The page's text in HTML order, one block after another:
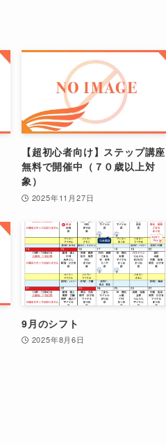
【超初心者向け】ステップ講座
無料で開催中（７０歳以上対
象）
2025年11月27日
9月のシフト
2025年8月6日